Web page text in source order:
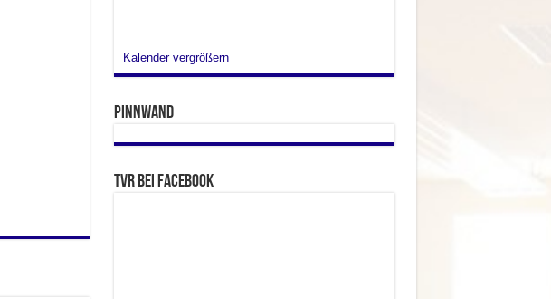
Kalender vergrößern
Pinnwand
TVR bei facebook